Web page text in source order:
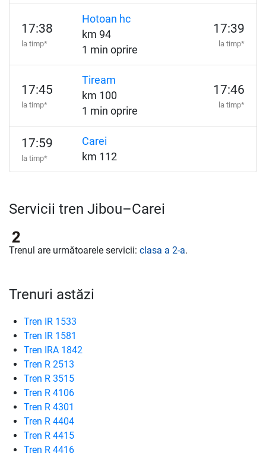
17:38
la timp*
Hotoan hc
km 94
1 min oprire
17:39
la timp*
17:45
la timp*
Tiream
km 100
1 min oprire
17:46
la timp*
17:59
la timp*
Carei
km 112
Servicii tren Jibou–Carei
Trenul are următoarele servicii: clasa a 2-a.
Trenuri astăzi
Tren IR 1533
Tren IR 1581
Tren IRA 1842
Tren R 2513
Tren R 3515
Tren R 4106
Tren R 4301
Tren R 4404
Tren R 4415
Tren R 4416